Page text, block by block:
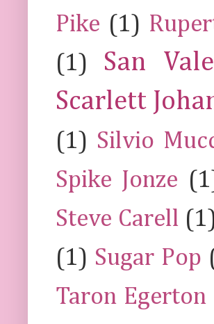
Pike (1)
(1)
San
Scarlett
(1) Silvio
Spike Jonze
Steve Carell
(1) Sugar Pop
Taron Egerton